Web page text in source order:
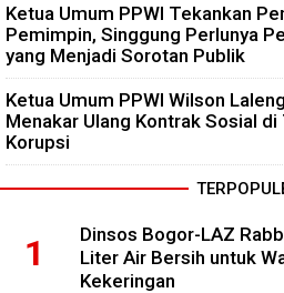
Ketua Umum PPWI Tekankan
Pemimpin, Singgung Perlunya
yang Menjadi Sorotan Publik
Ketua Umum PPWI Wilson
Menakar Ulang Kontrak Sosial
Korupsi
Dinsos Bogor-LAZ
Liter Air Bersih untuk
Kekeringan